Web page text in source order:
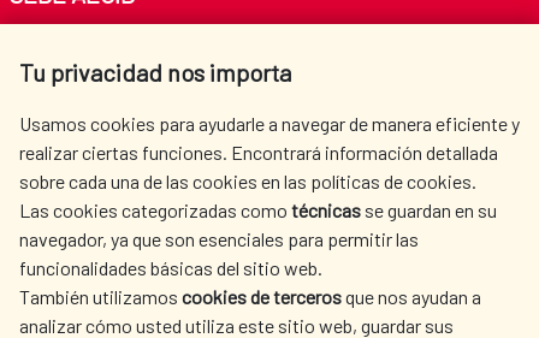
Tu privacidad nos importa
Usamos cookies para ayudarle a navegar de manera eficiente y
realizar ciertas funciones. Encontrará información detallada
sobre cada una de las cookies en las políticas de cookies.
Las cookies categorizadas como técnicas se guardan en su
navegador, ya que son esenciales para permitir las
funcionalidades básicas del sitio web.
También utilizamos cookies de tercerosque nos ayudan a
analizar cómo usted utiliza este sitio web, guardar sus
Tel. +34 900 20 30 54​​​​​​​
AECID
OÙ NOUS COOPÉRONS
L'ACTION HUMANITAIRE
ESPAGNOLE
SALLE DE PRESSE
CULTURE ET SCIENCE BIBLIOTHÈQUE